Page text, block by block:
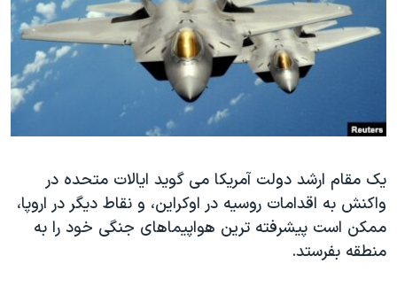
فرهنگ و زندگی
حقوق شهروندی
گالری عکس
آرشیو پخش زنده
مستندها
انتخابات ریاست جمهوری آمریکا ۲۰۲۴
حمله جمهوری اسلامی به اسرائیل
اعتراضات زن، زندگی، آزادی
مجموعه مستندهای دادخواهی
تریبونال مردمی آبان ۹۸
دنبال کنید
زبانهای مختلف
یک مقام ارشد دولت آمریکا می گوید ایالات متحده در
واکنش به اقدامات روسیه در اوکراین، و نقاط دیگر در اروپا،
ممکن است پیشرفته ترین هواپیماهای جنگی خود را به
منطقه بفرستد.